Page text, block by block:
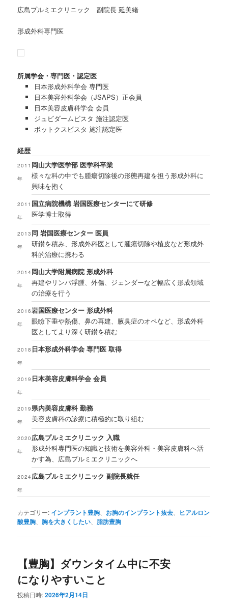
広島プルミエクリニック 副院長 延美緒
形成外科専門医
所属学会・専門医・認定医
日本形成外科学会 専門医
日本美容外科学会（JSAPS）正会員
日本美容皮膚科学会 会員
ジュビダームビスタ 施注認定医
ボットクスビスタ 施注認定医
経歴
2011
年
岡山大学医学部 医学科卒業
様々な科の中でも腫瘍切除後の形態再建を担う形成外科に
興味を抱く
2011
年
国立病院機構 岩国医療センターにて研修
医学博士取得
2013
年
同 岩国医療センター 医員
研鑚を積み、形成外科医として腫瘍切除や植皮など形成外
科的治療に携わる
2014
年
岡山大学附属病院 形成外科
再建やリンパ浮腫、外傷、ジェンダーなど幅広く形成領域
の治療を行う
2016
年
岩国医療センター 形成外科
眼瞼下垂や熱傷、鼻の再建、腋臭症のオペなど、形成外科
医としてより深く研鑚を積む
2018
年
日本形成外科学会 専門医 取得
2019
年
日本美容皮膚科学会 会員
2019
年
県内美容皮膚科 勤務
美容皮膚科の診療に積極的に取り組む
2020
年
広島プルミエクリニック 入職
形成外科専門医の知識と技術を美容外科・美容皮膚科へ活
かす為、広島プルミエクリニックへ
2024
年
広島プルミエクリニック 副院長就任
カテゴリー: インプラント豊胸 お胸のインプラント抜去
ヒアルロン
酸豊胸
胸を大きくしたい 脂肪豊胸
【豊胸】ダウンタイム中に不安
になりやすいこと
投稿日時:2026年2月14日